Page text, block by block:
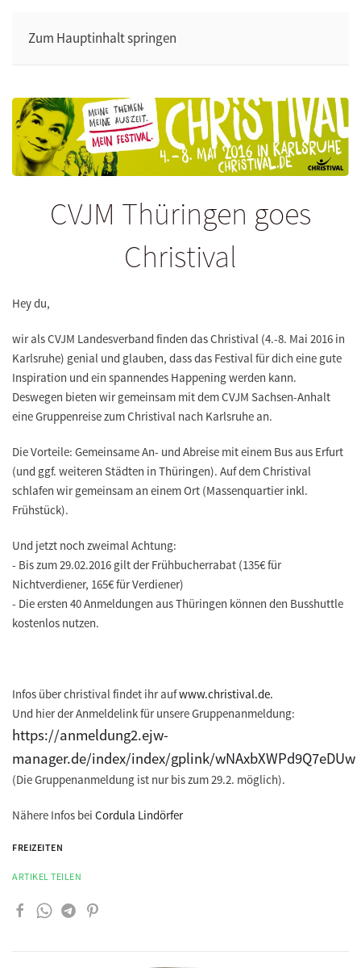
Zum Hauptinhalt springen
CVJM Thüringen goes
Christival
Hey du,
wir als CVJM Landesverband finden dasChristival (4.-8. Mai 2016 in
Karlsruhe) genial und glauben, dass das Festival für dich eine gute
Inspiration und ein spannendes Happening werden kann.
Deswegen bieten wir gemeinsam mit dem CVJM Sachsen-Anhalt
eine Gruppenreise zum Christival nach Karlsruhe an.
Die Vorteile: Gemeinsame An- und Abreise mit einem Bus aus Erfurt
(und ggf. weiteren Städten in Thüringen). Auf dem Christival
schlafen wir gemeinsam an einem Ort (Massenquartier inkl.
Frühstück).
Und jetzt noch zweimal Achtung:
- Bis zum29.02.2016 gilt derFrühbucherrabat (135€ für
Nichtverdiener, 165€ für Verdiener)
- Dieersten 40 Anmeldungen aus Thüringen können den Busshuttle
kostenlos nutzen.
Infos über christival findet ihr aufwww.christival.de.
Und hier der Anmeldelink für unsere Gruppenanmeldung:
https://anmeldung2.ejw-
manager.de/index/index/gplink/wNAxbXWPd9Q7eDUw
(Die Gruppenanmeldung ist nurbis zum 29.2. möglich).
Nähere Infos bei Cordula Lindörfer
FREIZEITEN
ARTIKEL TEILEN